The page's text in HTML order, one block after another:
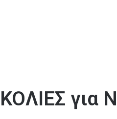
ΚΟΛΙΕΣ για